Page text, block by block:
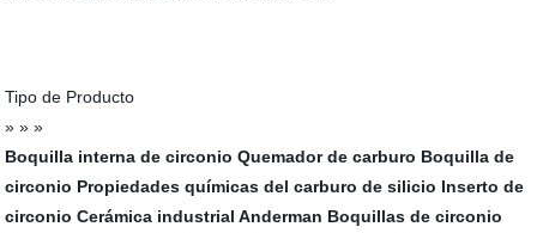
Tipo de Producto
» » »
Boquilla interna de circonio Quemador de carburo Boquilla de
circonio Propiedades químicas del carburo de silicio Inserto de
circonio Cerámica industrial Anderman Boquillas de circonio